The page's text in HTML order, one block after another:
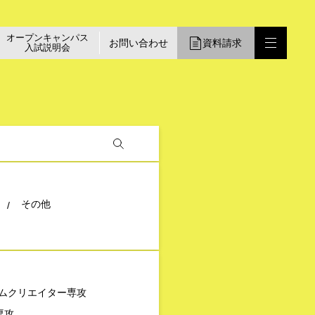
オープンキャンパス
入試説明会
お問い合わせ 資料請求
その他
クリエイター専攻